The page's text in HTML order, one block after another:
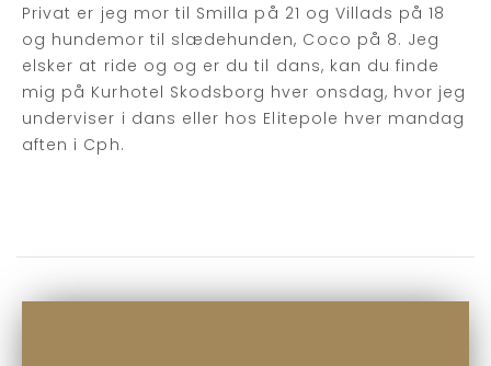
Privat er jeg mor til Smilla på 21 og Villads på 18
og hundemor til slædehunden, Coco på 8. Jeg
elsker at ride og og er du til dans, kan du finde
mig på Kurhotel Skodsborg hver onsdag, hvor jeg
underviser i dans eller hos Elitepole hver mandag
aften i Cph.